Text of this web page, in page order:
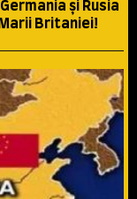
și Rusia
Britaniei!